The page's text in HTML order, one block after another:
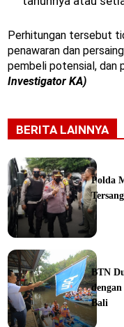
Perhitungan tersebut
penawaran dan
pembeli potensial, dan
Investigator KA)
BERITA LAINNYA
Polda
BTN
Bali